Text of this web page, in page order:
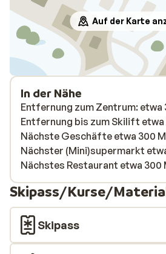
Auf der Karte
In der Nähe
Entfernung zum Zentrum: etwa
Entfernung bis zum Skilift etwa
Nächste Geschäfte etwa 300
Nächster (Mini)supermarkt
Nächstes Restaurant etwa 300
Skipass/Kurse/
Skipass